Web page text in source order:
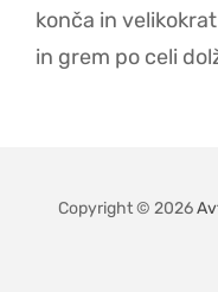
konča in
in grem po celi
Copyright © 2026